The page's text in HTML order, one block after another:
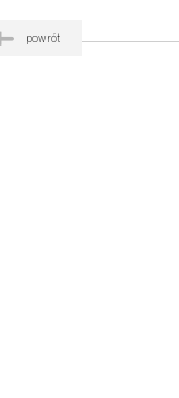
powrót